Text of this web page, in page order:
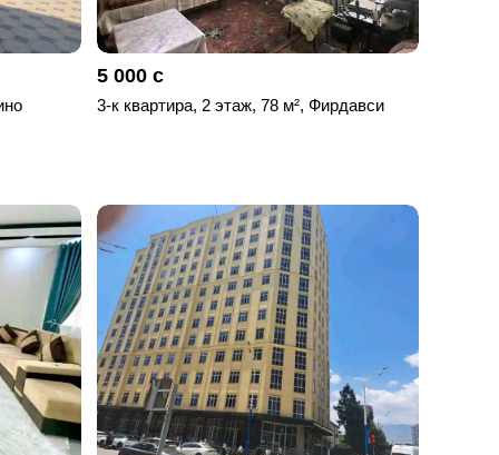
5 000 с
3-к квартира, 2 этаж, 78 м², Фирдавси